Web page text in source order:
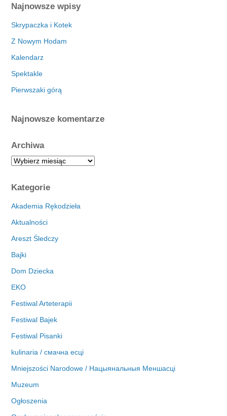
Najnowsze wpisy
Skrypaczka i Kotek
Z Nowym Hodam
Kalendarz
Spektakle
Pierwszaki górą
Najnowsze komentarze
Archiwa
A
h
i
a
Kategorie
Akademia Rękodzieła
Aktualności
Areszt Śledczy
Bajki
Dom Dziecka
EKO
Festiwal Arteterapii
Festiwal Bajek
Festiwal Pisanki
kulinaria / смачна есці
Mniejszości Narodowe / Нацыянальныя Меншасці
Muzeum
Ogłoszenia